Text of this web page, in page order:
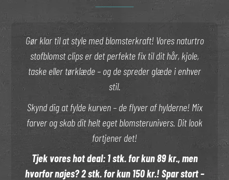
Gør klar til at style med blomsterkraft! Vores naturtro
stofblomst clips er det perfekte fix til dit hår, kjole,
taske eller tørklæde – og de spreder glæde i enhver
stil.
Skynd dig at fylde kurven – de flyver af hylderne! Mix
farver og skab dit helt eget blomsterunivers. Dit look
fortjener det!
Tjek vores hot deal: 1 stk. for kun 89 kr., men
hvorfor nøjes? 2 stk. for kun 150 kr.! Spar stort –